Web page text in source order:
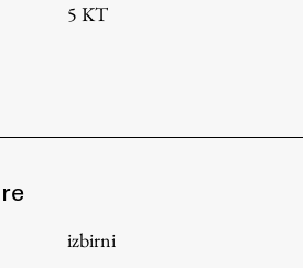
5 KT
izbirni